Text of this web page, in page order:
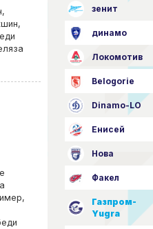
зенит
динамо
Локомотив
Belogorie
Dinamo-LO
Енисей
Нова
Факел
Газпром-
Yugra